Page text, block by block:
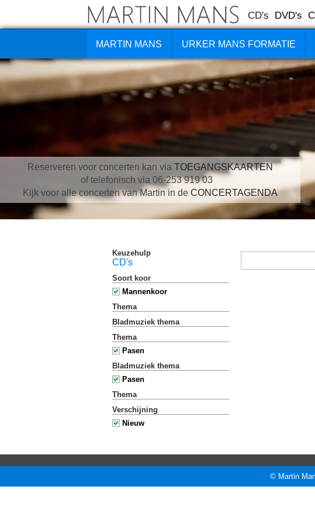
CD's DVD's
MARTIN MANS URKER MANS FORMATIE
Reserveren voor concerten kan via TOEGANGSKAARTEN
of telefonisch via 06-253 919 03
Kijk voor alle concerten van Martin in de CONCERTAGENDA
Keuzehulp
CD's
Soort koor
Mannenkoor
Thema
Bladmuziek thema
Thema
Pasen
Bladmuziek thema
Pasen
Thema
Verschijning
Nieuw
© Martin